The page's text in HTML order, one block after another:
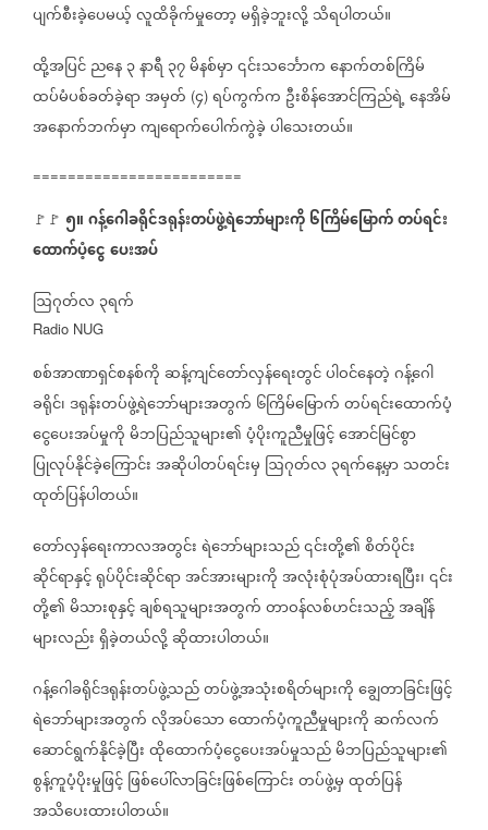
ပျက်စီးခဲ့ပေမယ့်လူထိခိုက်မှုတော့မရှိခဲ့ဘူးလို့သိရပါတယ်။
ထို့အပြင်ညနေ၃နာရီ ၃၇မိနစ်မှာ၎င်းသင်္ဘောကနောက်တစ်ကြိမ်
ထပ်မံပစ်ခတ်ခဲ့ရာအမှတ် (၄) ရပ်ကွက်က ဦးစိန်အောင်ကြည်ရဲ့နေအိမ်
အနောက်ဘက်မှာကျရောက်ပေါက်ကွဲခဲ့ပါသေးတယ်။
========================
🚩🚩 ၅။ဂန့်ဂေါခရိုင်ဒရုန်းတပ်ဖွဲ့ရဲဘော်များကို၆ကြိမ်မြောက်တပ်ရင်း
ထောက်ပံ့ငွေပေးအပ်
ဩဂုတ်လ ၃ရက်
Radio NUG
စစ်အာဏာရှင်စနစ်ကိုဆန့်ကျင်တော်လှန်ရေးတွင်ပါဝင်နေတဲ့ဂန့်ဂေါ
ခရိုင်၊ဒရုန်းတပ်ဖွဲ့ရဲဘော်များအတွက် ၆ကြိမ်မြောက်တပ်ရင်းထောက်ပံ့
ငွေပေးအပ်မှုကိုမိဘပြည်သူများ၏ပံ့ပိုးကူညီမှုဖြင့်အောင်မြင်စွာ
ပြုလုပ်နိုင်ခဲ့ကြောင်းအဆိုပါတပ်ရင်းမှ ဩဂုတ်လ ၃ရက်နေ့မှာသတင်း
ထုတ်ပြန်ပါတယ်။
တော်လှန်ရေးကာလအတွင်းရဲဘော်များသည်၎င်းတို့၏စိတ်ပိုင်း
ဆိုင်ရာနှင့်ရုပ်ပိုင်းဆိုင်ရာအင်အားများကိုအလုံးစုံပုံအပ်ထားရပြီး၊၎င်း
တို့၏မိသားစုနှင့်ချစ်ရသူများအတွက်တာဝန်လစ်ဟင်းသည့်အချိန်
များလည်းရှိခဲ့တယ်လို့ဆိုထားပါတယ်။
ဂန့်ဂေါခရိုင်ဒရုန်းတပ်ဖွဲ့သည်တပ်ဖွဲ့အသုံးစရိတ်များကိုချွေတာခြင်းဖြင့်
ရဲဘော်များအတွက်လိုအပ်သောထောက်ပံ့ကူညီမှုများကိုဆက်လက်
ဆောင်ရွက်နိုင်ခဲ့ပြီးထိုထောက်ပံ့ငွေပေးအပ်မှုသည်မိဘပြည်သူများ၏
စွန့်ကူပံ့ပိုးမှုဖြင့်ဖြစ်ပေါ်လာခြင်းဖြစ်ကြောင်းတပ်ဖွဲ့မှထုတ်ပြန်
အသိပေးထားပါတယ်။